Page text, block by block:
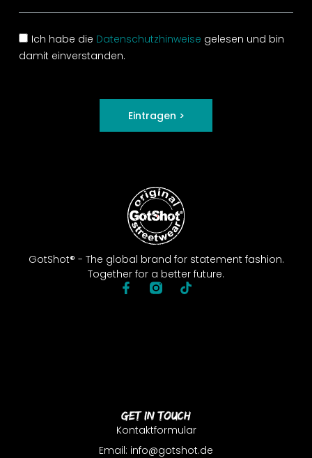
GotShot® - The global brand for statement fashion.
Together for a better future.
Get In Touch
Kontaktformular
Email: info@gotshot.de
Ich habe die Datenschutzhinweise gelesen und bin
damit einverstanden.
Eintragen >